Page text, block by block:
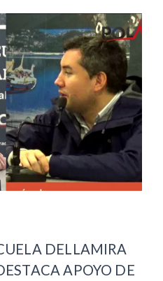
DELLAMIRA
APOYO DE